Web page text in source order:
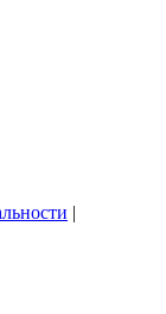
|